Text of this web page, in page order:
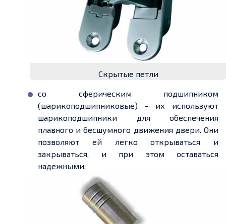
Скрытые петли
со сферическим подшипником
(шарикоподшипниковые) - их используют
шарикоподшипники для обеспечения
плавного и бесшумного движения двери. Они
позволяют ей легко открываться и
закрываться, и при этом оставаться
надежными;